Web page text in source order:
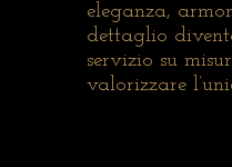
eleganza,
dettaglio
servizio su
valorizzare